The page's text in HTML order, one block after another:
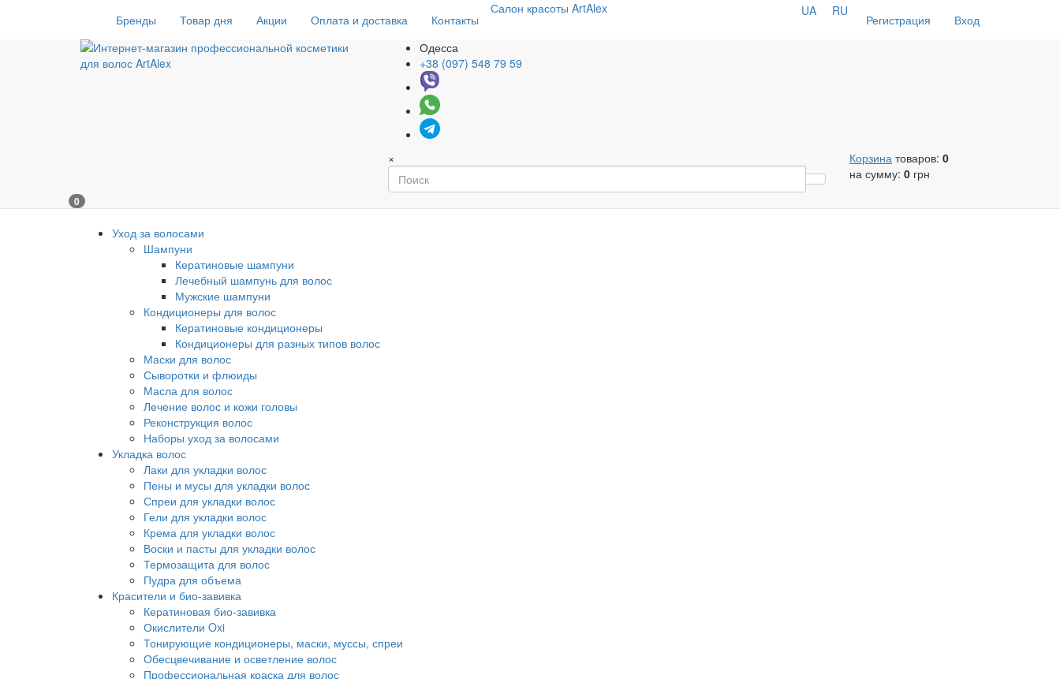
Бренды Товар дня Акции Оплата и доставка Контакты
Салон красоты ArtAlex
Регистрация Вход
UA RU
Одесса
+38 (097) 548 79 59
× Корзина товаров: 0
на сумму: 0 грн
0
Уход за волосами
Шампуни
Кератиновые шампуни
Лечебный шампунь для волос
Мужские шампуни
Кондиционеры для волос
Кератиновые кондиционеры
Кондиционеры для разных типов волос
Маски для волос
Сыворотки и флюиды
Масла для волос
Лечение волос и кожи головы
Реконструкция волос
Наборы уход за волосами
Укладка волос
Лаки для укладки волос
Пены и мусы для укладки волос
Спреи для укладки волос
Гели для укладки волос
Крема для укладки волос
Воски и пасты для укладки волос
Термозащита для волос
Пудра для объема
Красители и био-завивка
Кератиновая био-завивка
Окислители Oxi
Тонирующие кондиционеры, маски, муссы, спреи
Обесцвечивание и осветление волос
Профессиональная краска для волос